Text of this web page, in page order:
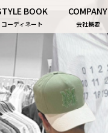
BOOK
コーディネート
COMPANY
会社概要